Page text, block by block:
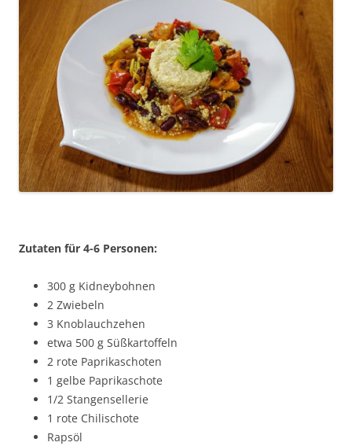
Zutaten für 4-6 Personen:
300 g Kidneybohnen
2 Zwiebeln
3 Knoblauchzehen
etwa 500 g Süßkartoffeln
2 rote Paprikaschoten
1 gelbe Paprikaschote
1/2 Stangensellerie
1 rote Chilischote
Rapsöl